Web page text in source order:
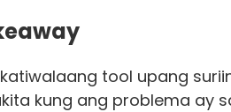
tool upang
kung ang problema ay